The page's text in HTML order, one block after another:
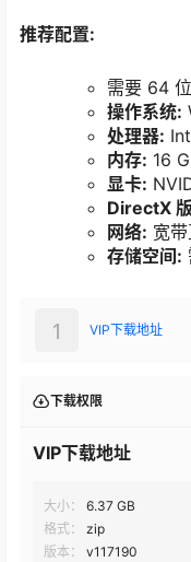
推荐配置:
需要 64
操作系统:
处理器:
内存: 16
显卡:
DirectX
网络: 宽
存储空间:
VIP下载地址
1
下载权限
VIP下载地址
大小：
6.37 GB
格式：
zip
版本：
v117190